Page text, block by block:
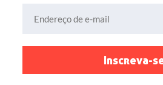
Inscreva-